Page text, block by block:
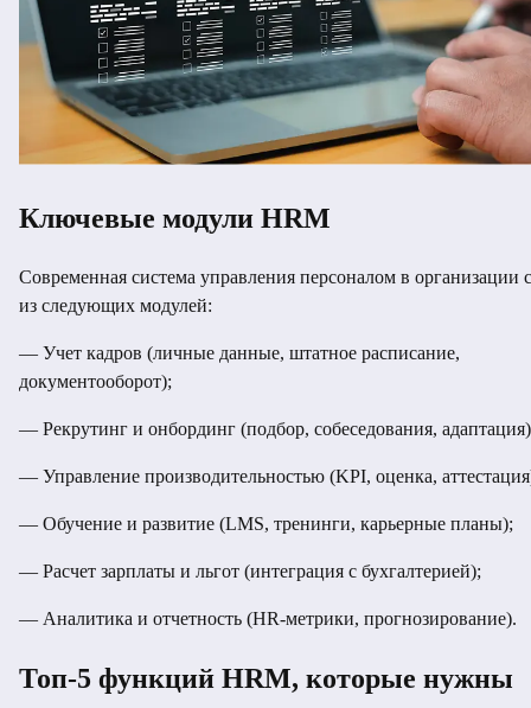
Ключевые модули HRM
Современная система управления персоналом в организации
из следующих модулей:
— Учет кадров (личные данные, штатное расписание,
документооборот);
— Рекрутинг и онбординг (подбор, собеседования,
— Управление производительностью (KPI, оценка,
— Обучение и развитие (LMS, тренинги, карьерные планы);
— Расчет зарплаты и льгот (интеграция с бухгалтерией);
— Аналитика и отчетность (HR-метрики, прогнозирование).
Топ-5 функций HRM, которые нужны